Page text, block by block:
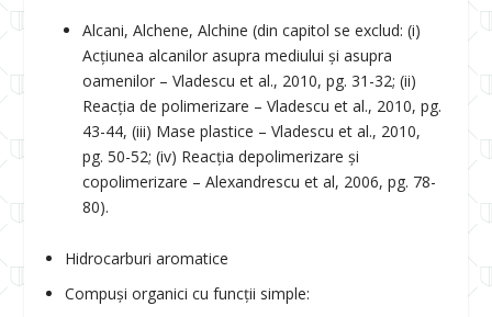
Alcani, Alchene, Alchine (din capitol se exclud: (i)
Acțiunea alcanilor asupra mediului și asupra
oamenilor – Vladescu et al., 2010, pg. 31-32; (ii)
Reacția de polimerizare – Vladescu et al., 2010, pg.
43-44, (iii) Mase plastice – Vladescu et al., 2010,
pg. 50-52; (iv) Reacția depolimerizare și
copolimerizare – Alexandrescu et al, 2006, pg. 78-
80).
Hidrocarburi aromatice
Compuși organici cu funcții simple: